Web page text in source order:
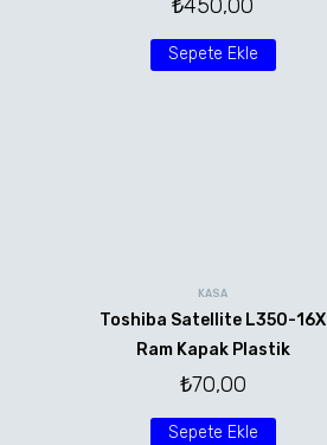
₺450,00
Sepete Ekle
KASA
Toshiba Satellite L350-16X
Ram Kapak Plastik
₺70,00
Sepete Ekle